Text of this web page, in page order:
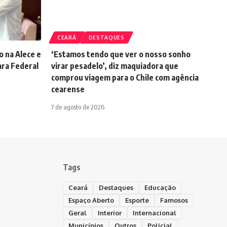
na Alece e
Federal
CEARÁ DESTAQUES
‘Estamos tendo que ver o nosso sonho
virar pesadelo’, diz maquiadora que
comprou viagem para o Chile com agência
cearense
7 de agosto de 2026
Tags
Ceará Destaques
Educação
Espaço Aberto
Esporte
Famosos
Geral
Interior
Internacional